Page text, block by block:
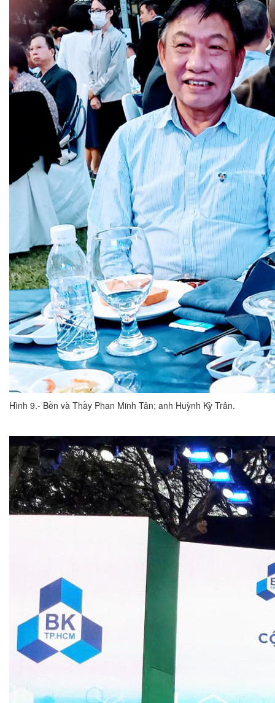
Hình 9.- Bền và Thầy Phan Minh Tân; anh Huỳnh Kỳ Trân.